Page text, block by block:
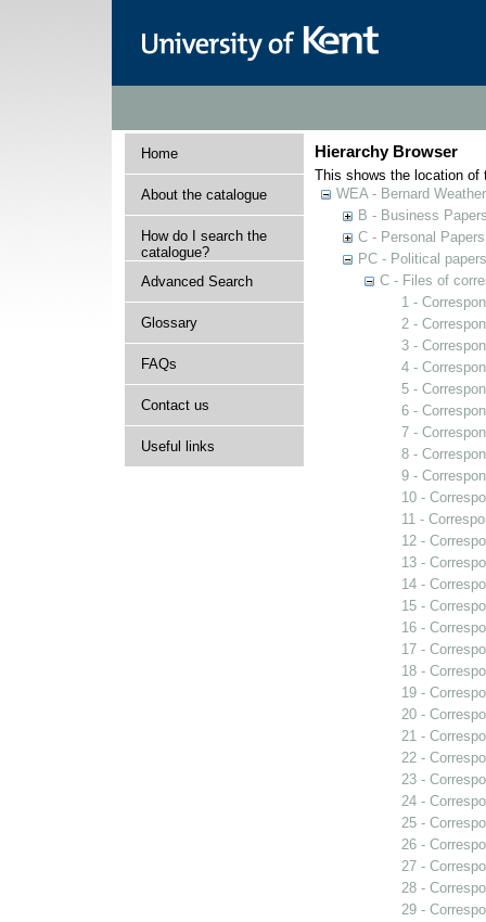
Home
About the catalogue
How do I search the
catalogue?
Advanced Search
Glossary
FAQs
Contact us
Useful links
Hierarchy Browser
This shows the location of
WEA - Bernard
B - Business
C - Personal Papers
PC - Political
C - Files of
1 -
2 -
3 -
4 -
5 -
6 -
7 -
8 -
9 -
10 -
11 -
12 -
13 -
14 -
15 -
16 -
17 -
18 -
19 -
20 -
21 -
22 -
23 -
24 -
25 -
26 -
27 -
28 -
29 -